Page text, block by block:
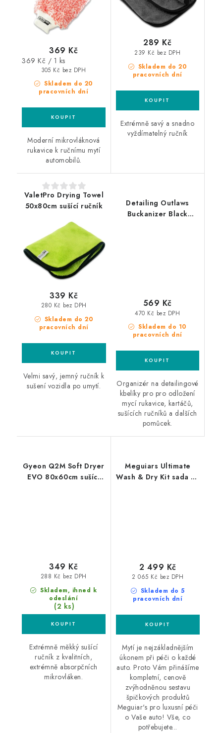
Skladem do 20
pracovních dní
305 Kč bez DPH
369 Kč
Měrná
369 Kč / 1 ks
Moderní mikrovláknová
rukavice k ručnímu mytí
automobilů.
Skladem do 20
pracovních dní
239 Kč bez DPH
289 Kč
Extrémně savý a snadno
vyždímatelný ručník
ValetPro Drying Towel
50x80cm sušící ručník
Skladem do 20
pracovních dní
280 Kč bez DPH
339 Kč
Velmi savý, jemný ručník k
sušení vozidla po umytí.
Detailing Outlaws
Buckanizer Black
Skladem do 10
pracovních dní
470 Kč bez DPH
569 Kč
Organizér na detailingové
kbelíky pro pro odložení
mycí rukavice, kartáčů,
sušících ručníků a dalších
pomůcek.
Gyeon Q2M Soft Dryer
EVO 80x60cm sušící
Skladem, ihned k
odeslání
(2 ks)
288 Kč bez DPH
349 Kč
Extrémně měkký sušící
ručník z kvalitních,
extrémně absorpčních
mikrovláken.
Meguiars Ultimate
Wash & Dry Kit sada na
Skladem do 5
pracovních dní
2 065 Kč bez DPH
2 499 Kč
Mytí je nejzákladnějším
úkonem při péči o každé
auto. Proto Vám přinášíme
kompletní, cenově
zvýhodněnou sestavu
špičkových produktů
Meguiar's pro luxusní péči
o Vaše auto! Vše, co
potřebujete...